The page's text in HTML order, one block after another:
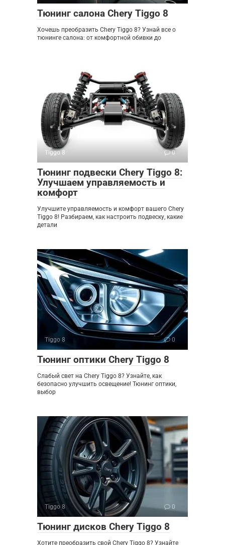
Тюнинг салона Chery Tiggo 8
Хочешь преобразить Chery Tiggo 8? Узнай все о
тюнинге салона: от комфортной обивки до
Tiggo 8 0
Тюнинг подвески Chery Tiggo 8:
Улучшаем управляемость и
комфорт
Улучшите управляемость и комфорт вашего Chery
Tiggo 8! Разбираем, как настроить подвеску, какие
детали
Tiggo 8 0
Тюнинг оптики Chery Tiggo 8
Слабый свет на Chery Tiggo 8? Узнайте, как
безопасно улучшить освещение! Тюнинг оптики,
выбор
Tiggo 8 0
Тюнинг дисков Chery Tiggo 8
Хотите преобразить свой Chery Tiggo 8? Узнайте